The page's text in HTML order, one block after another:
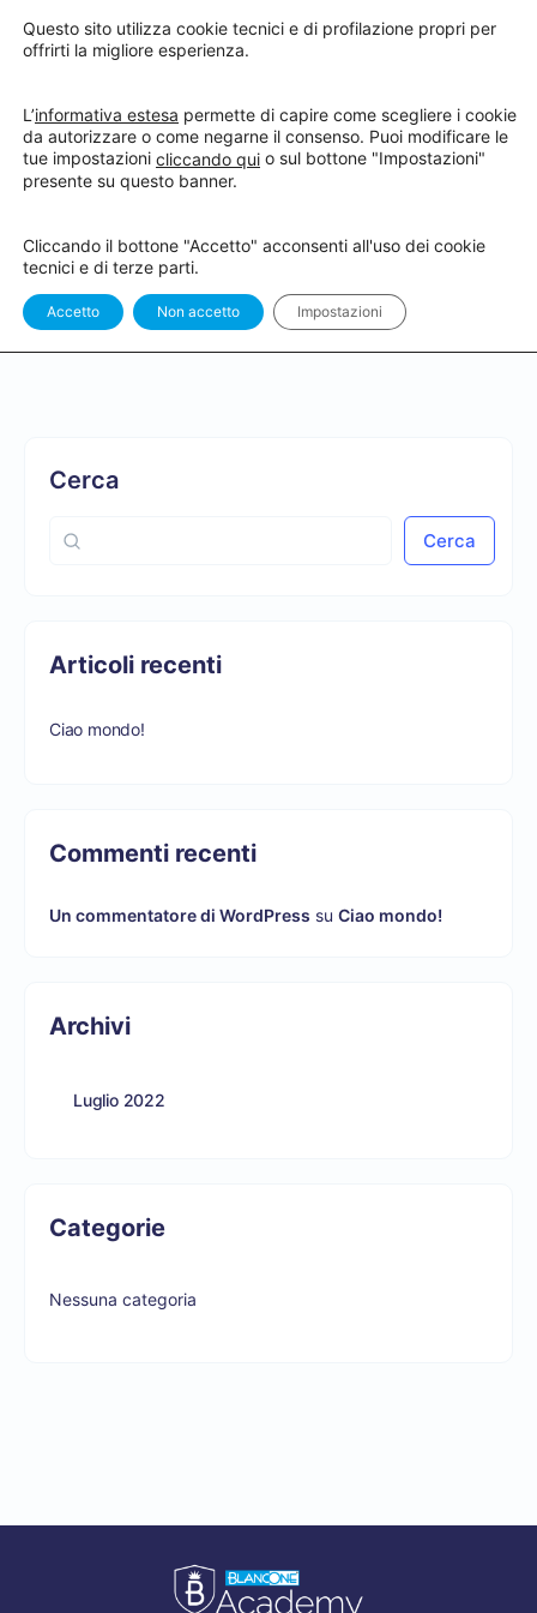
Hai completato il corso
comunicazione per generare lavoro
e attirare nuovi pazienti” !
Cerca
Cerca
Articoli recenti
Ciao mondo!
Commenti recenti
Un commentatore di WordPress su Ciao mondo!
Archivi
Luglio 2022
Categorie
Nessuna categoria
Questo sito utilizza cookie tecnici e di profilazione propri per
offrirti la migliore esperienza.
L’informativa estesa permette di capire come scegliere i cookie
da autorizzare o come negarne il consenso. Puoi modificare le
tue impostazioni cliccando qui o sul bottone "Impostazioni"
presente su questo banner.
Cliccando il bottone "Accetto" acconsenti all'uso dei cookie
tecnici e di terze parti.
Accetto Non accetto Impostazioni